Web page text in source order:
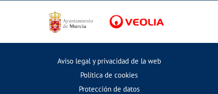
Aviso legal y privacidad de la web
Política de cookies
Protección de datos